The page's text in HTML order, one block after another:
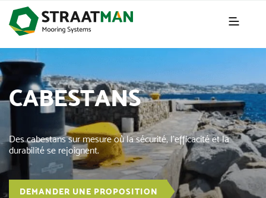
CABESTANS
Des cabestans sur mesure où la sécurité, l’efficacité et la
durabilité se rejoignent.
DEMANDER UNE PROPOSITION